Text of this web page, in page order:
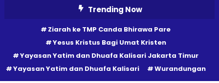
Trending Now
Ziarah ke TMP Canda Bhirawa Pare
Yesus Kristus Bagi Umat Kristen
Yayasan Yatim dan Dhuafa Kalisari Jakarta Timur
Yayasan Yatim dan Dhuafa Kalisari
Wurandungan